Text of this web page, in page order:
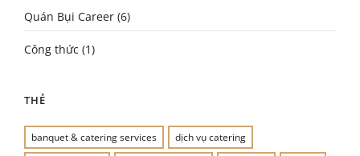
Quán Bụi Career (6)
Công thức (1)
THẺ
banquet & catering services
dịch vụ catering